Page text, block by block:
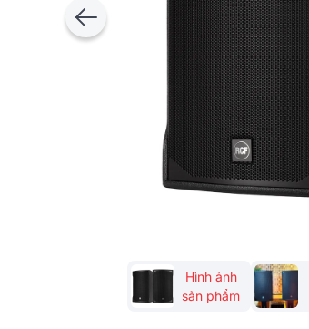
Hình ảnh
sản phẩm